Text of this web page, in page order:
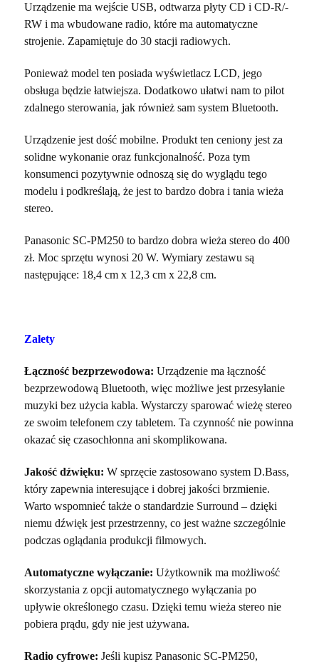
Urządzenie ma wejście USB, odtwarza płyty CD i CD-R/-
RW i ma wbudowane radio, które ma automatyczne
strojenie. Zapamiętuje do 30 stacji radiowych.
Ponieważ model ten posiada wyświetlacz LCD, jego
obsługa będzie łatwiejsza. Dodatkowo ułatwi nam to pilot
zdalnego sterowania, jak również sam system Bluetooth.
Urządzenie jest dość mobilne. Produkt ten ceniony jest za
solidne wykonanie oraz funkcjonalność. Poza tym
konsumenci pozytywnie odnoszą się do wyglądu tego
modelu i podkreślają, że jest to bardzo dobra i tania wieża
stereo.
Panasonic SC-PM250 to bardzo dobra wieża stereo do 400
zł. Moc sprzętu wynosi 20 W. Wymiary zestawu są
następujące: 18,4 cm x 12,3 cm x 22,8 cm.
Zalety
Łączność bezprzewodowa: Urządzenie ma łączność
bezprzewodową Bluetooth, więc możliwe jest przesyłanie
muzyki bez użycia kabla. Wystarczy sparować wieżę stereo
ze swoim telefonem czy tabletem. Ta czynność nie powinna
okazać się czasochłonna ani skomplikowana.
Jakość dźwięku: W sprzęcie zastosowano system D.Bass,
który zapewnia interesujące i dobrej jakości brzmienie.
Warto wspomnieć także o standardzie Surround – dzięki
niemu dźwięk jest przestrzenny, co jest ważne szczególnie
podczas oglądania produkcji filmowych.
Automatyczne wyłączanie: Użytkownik ma możliwość
skorzystania z opcji automatycznego wyłączania po
upływie określonego czasu. Dzięki temu wieża stereo nie
pobiera prądu, gdy nie jest używana.
Radio cyfrowe: Jeśli kupisz Panasonic SC-PM250,